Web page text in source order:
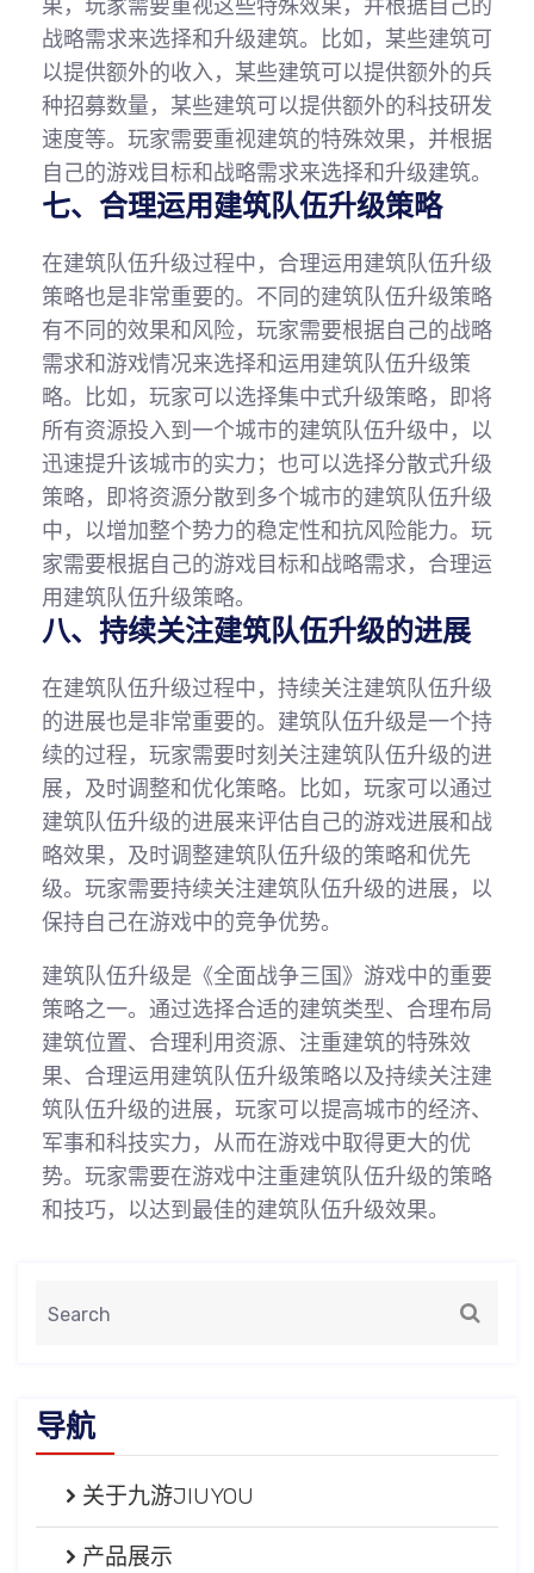
果，玩家需要重视这些特殊效果，并根据自己的
战略需求来选择和升级建筑。比如，某些建筑可
以提供额外的收入，某些建筑可以提供额外的兵
种招募数量，某些建筑可以提供额外的科技研发
速度等。玩家需要重视建筑的特殊效果，并根据
自己的游戏目标和战略需求来选择和升级建筑。
七、合理运用建筑队伍升级策略
在建筑队伍升级过程中，合理运用建筑队伍升级
策略也是非常重要的。不同的建筑队伍升级策略
有不同的效果和风险，玩家需要根据自己的战略
需求和游戏情况来选择和运用建筑队伍升级策
略。比如，玩家可以选择集中式升级策略，即将
所有资源投入到一个城市的建筑队伍升级中，以
迅速提升该城市的实力；也可以选择分散式升级
策略，即将资源分散到多个城市的建筑队伍升级
中，以增加整个势力的稳定性和抗风险能力。玩
家需要根据自己的游戏目标和战略需求，合理运
用建筑队伍升级策略。
八、持续关注建筑队伍升级的进展
在建筑队伍升级过程中，持续关注建筑队伍升级
的进展也是非常重要的。建筑队伍升级是一个持
续的过程，玩家需要时刻关注建筑队伍升级的进
展，及时调整和优化策略。比如，玩家可以通过
建筑队伍升级的进展来评估自己的游戏进展和战
略效果，及时调整建筑队伍升级的策略和优先
级。玩家需要持续关注建筑队伍升级的进展，以
保持自己在游戏中的竞争优势。
建筑队伍升级是《全面战争三国》游戏中的重要
策略之一。通过选择合适的建筑类型、合理布局
建筑位置、合理利用资源、注重建筑的特殊效
果、合理运用建筑队伍升级策略以及持续关注建
筑队伍升级的进展，玩家可以提高城市的经济、
军事和科技实力，从而在游戏中取得更大的优
势。玩家需要在游戏中注重建筑队伍升级的策略
和技巧，以达到最佳的建筑队伍升级效果。
导航
关于九游JIUYOU
产品展示